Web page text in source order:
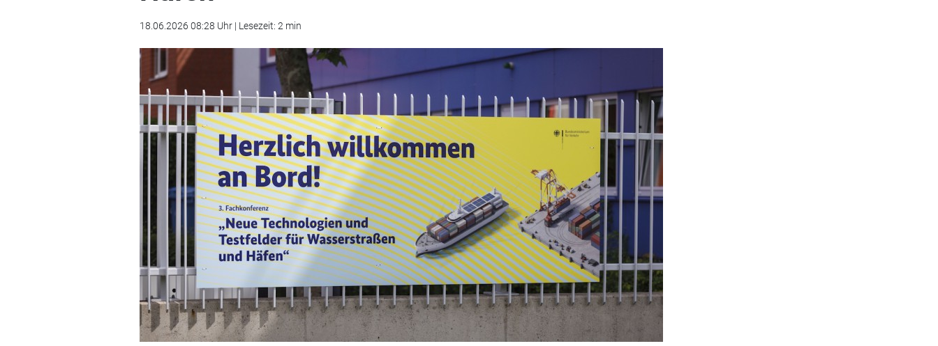
18.06.2026 08:28 Uhr | Lesezeit: 2 min